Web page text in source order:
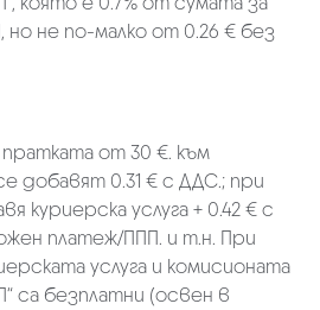
не по-малко от 0.26 € без
от 30 €. към
добавят 0.31 € с ДДС.; при
куриерска услуга + 0.42 € с
платеж/ППП. и т.н. При
услуга и комисионата
са безплатни (освен в